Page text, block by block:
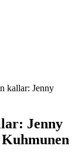
kallar: Jenny
Jenny